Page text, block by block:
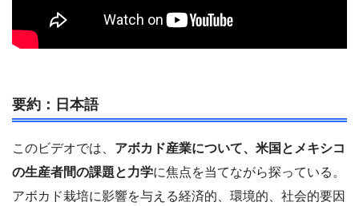
要約：日本語
このビデオでは、 アボカド産業について、米国とメキシコ
の生産者間の課題と力学に焦点を当てながら探っている。
アボカド栽培に影響を与える経済的、環境的、社会的要因